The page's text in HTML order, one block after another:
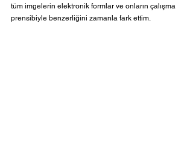
tüm imgelerin elektronik formlar ve onların çalışma
prensibiyle benzerliğini zamanla fark ettim.